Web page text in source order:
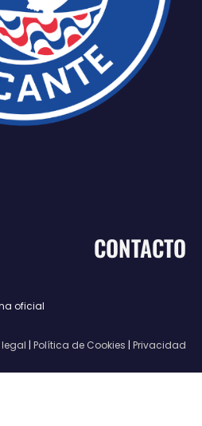
CONTACTO
oficial
legal | Política de Cookies | Privacidad